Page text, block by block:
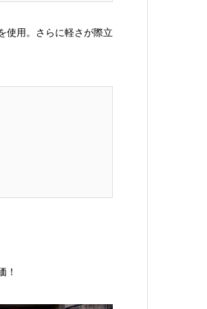
使用。さらに軽さが際立
！